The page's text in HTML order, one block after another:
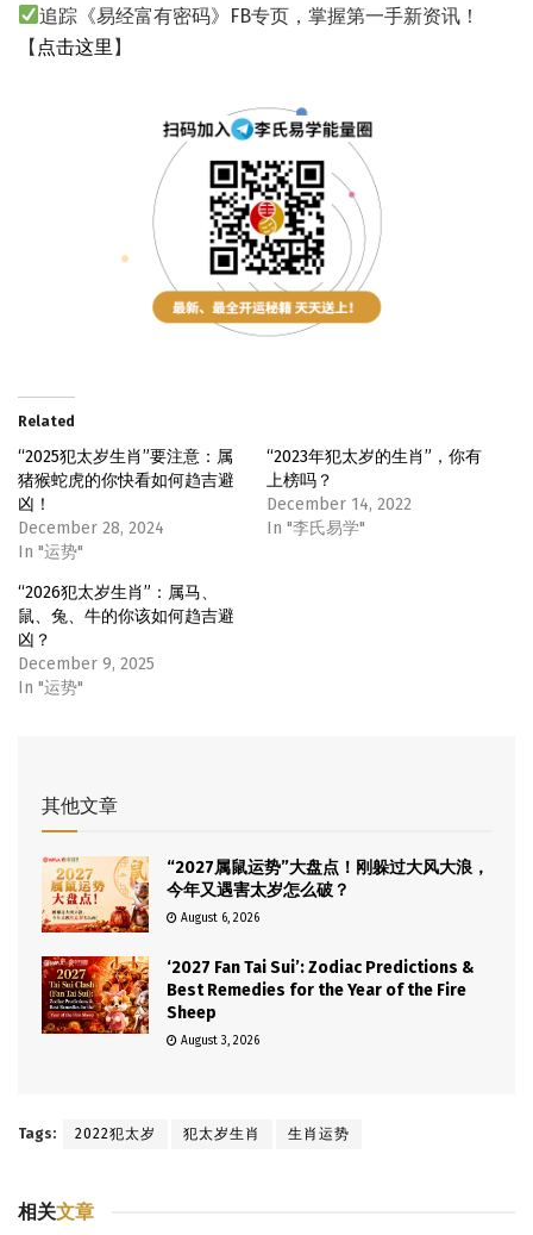
追踪《易经富有密码》FB专页，掌握第一手新资讯！
【 点击这里 】
Related
“2025犯太岁生肖”要注意：属
猪猴蛇虎的你快看如何趋吉避
凶！
December 28, 2024
In "运势"
“2023年犯太岁的生肖”，你有
上榜吗？
December 14, 2022
In "李氏易学"
“2026犯太岁生肖”：属马、
鼠、兔、牛的你该如何趋吉避
凶？
December 9, 2025
In "运势"
其他文章
“2027属鼠运势”大盘点！刚躲过大风大浪，
今年又遇害太岁怎么破？
August 6, 2026
‘2027 Fan Tai Sui’: Zodiac Predictions &
Best Remedies for the Year of the Fire
Sheep
August 3, 2026
Tags: 2022犯太岁 犯太岁生肖 生肖运势
相关文章